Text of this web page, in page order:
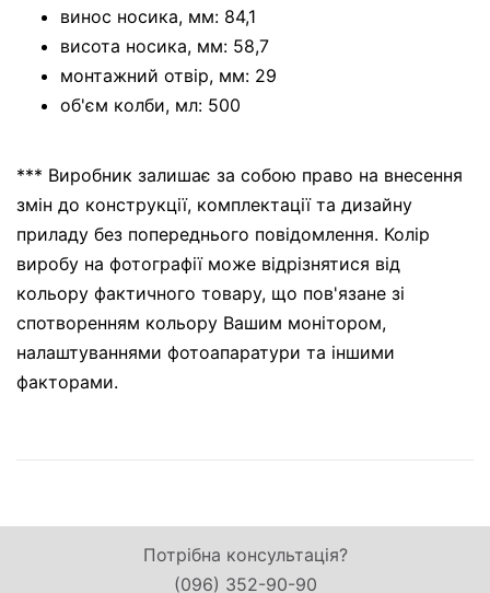
винос носика, мм: 84,1
висота носика, мм: 58,7
монтажний отвір, мм: 29
об'єм колби, мл: 500
*** Виробник залишає за собою право на внесення
змін до конструкції, комплектації та дизайну
приладу без попереднього повідомлення. Колір
виробу на фотографії може відрізнятися від
кольору фактичного товару, що пов'язане зі
спотворенням кольору Вашим монітором,
налаштуваннями фотоапаратури та іншими
факторами.
Потрібна консультація?
(096) 352-90-90